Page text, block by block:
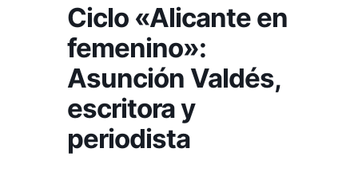
Ciclo «Alicante en
femenino»:
Asunción Valdés,
escritora y
periodista